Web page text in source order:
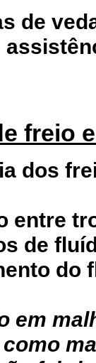
de
freio
dos
entre
de
do
em